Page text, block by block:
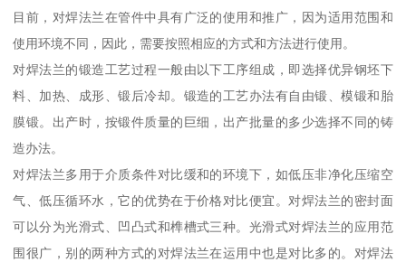
目前，对焊法兰在管件中具有广泛的使用和推广，因为适用范围和
使用环境不同，因此，需要按照相应的方式和方法进行使用。
对焊法兰的锻造工艺过程一般由以下工序组成，即选择优异钢坯下
料、加热、成形、锻后冷却。锻造的工艺办法有自由锻、模锻和胎
膜锻。出产时，按锻件质量的巨细，出产批量的多少选择不同的铸
造办法。
对焊法兰多用于介质条件对比缓和的环境下，如低压非净化压缩空
气、低压循环水，它的优势在于价格对比便宜。对焊法兰的密封面
可以分为光滑式、凹凸式和榫槽式三种。光滑式对焊法兰的应用范
围很广，别的两种方式的对焊法兰在运用中也是对比多的。对焊法